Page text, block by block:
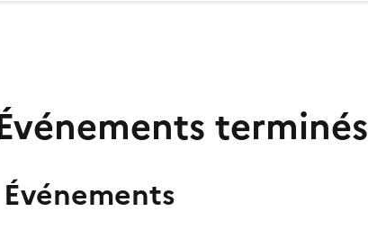
terminés
Événements